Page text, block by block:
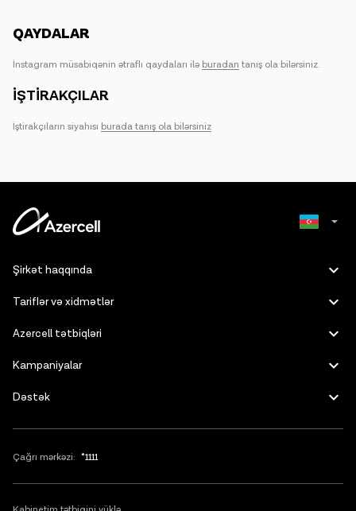
QAYDALAR
İnstagram müsabiqənin ətraflı qaydaları ilə buradan tanış ola bilərsiniz.
İŞTİRAKÇILAR
İştirakçıların siyahısı burada tanış ola bilərsiniz
Şirkət haqqında
Tariflər və xidmətlər
Azercell tətbiqləri
Kampaniyalar
Dəstək
Çağrı mərkəzi: *1111